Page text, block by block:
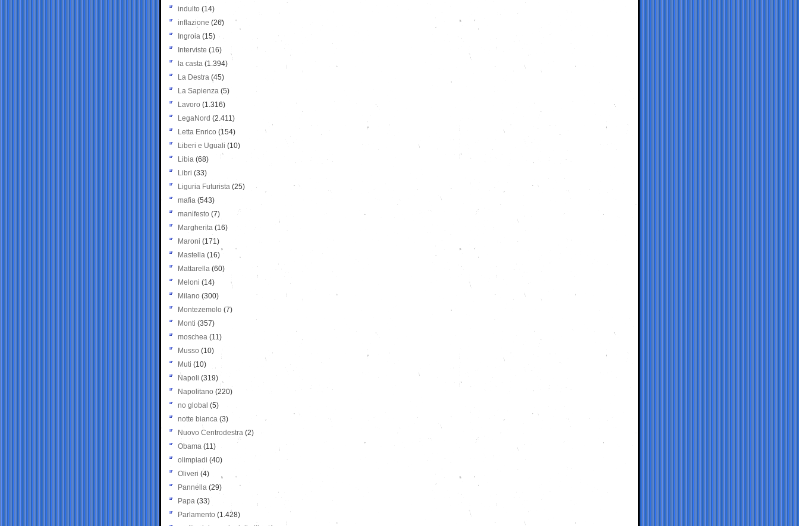
indulto (14)
inflazione (26)
Ingroia (15)
Interviste (16)
la casta (1.394)
La Destra (45)
La Sapienza (5)
Lavoro (1.316)
LegaNord (2.411)
Letta Enrico (154)
Liberi e Uguali (10)
Libia (68)
Libri (33)
Liguria Futurista (25)
mafia (543)
manifesto (7)
Margherita (16)
Maroni (171)
Mastella (16)
Mattarella (60)
Meloni (14)
Milano (300)
Montezemolo (7)
Monti (357)
moschea (11)
Musso (10)
Muti (10)
Napoli (319)
Napolitano (220)
no global (5)
notte bianca (3)
Nuovo Centrodestra (2)
Obama (11)
olimpiadi (40)
Oliveri (4)
Pannella (29)
Papa (33)
Parlamento (1.428)